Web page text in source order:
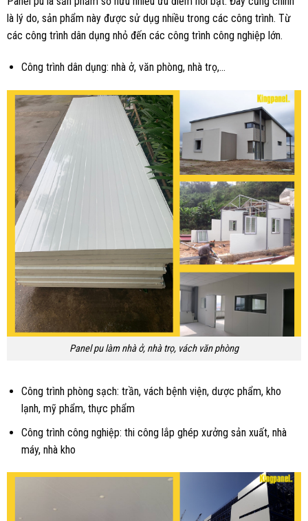
là lý do, sản phẩm này được sử dụg nhiều trong các công trình. Từ
các công trình dân dụng nhỏ đến các công trình công nghiệp lớn.
Công trình dân dụng: nhà ở, văn phòng, nhà trọ,…
Panel pu làm nhà ở, nhà trọ, vách văn phòng
Công trình phòng sạch: trần, vách bệnh viện, dược phẩm, kho
lạnh, mỹ phẩm, thực phẩm
Công trình công nghiệp: thi công lắp ghép xưởng sản xuất, nhà
máy, nhà kho